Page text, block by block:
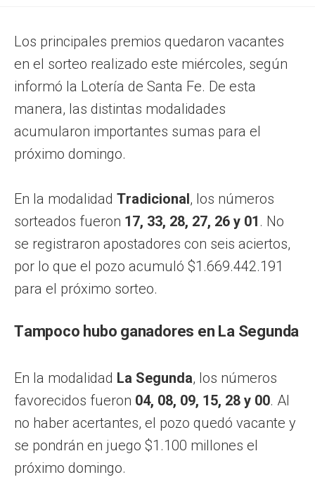
Los principales premios quedaron vacantes
en el sorteo realizado este miércoles, según
informó la Lotería de Santa Fe. De esta
manera, las distintas modalidades
acumularon importantes sumas para el
próximo domingo.
En la modalidad Tradicional, los números
sorteados fueron 17, 33, 28, 27, 26 y 01 . No
se registraron apostadores con seis aciertos,
por lo que el pozo acumuló $1.669.442.191
para el próximo sorteo.
Tampoco hubo ganadores en La Segunda
En la modalidad La Segunda, los números
favorecidos fueron 04, 08, 09, 15, 28 y 00. Al
no haber acertantes, el pozo quedó vacante y
se pondrán en juego $1.100 millones el
próximo domingo.